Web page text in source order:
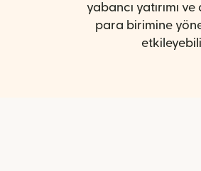
yabancı yatırımı ve
para birimine